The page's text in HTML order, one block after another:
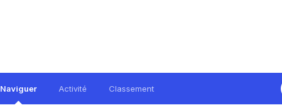
Naviguer Activité Classement